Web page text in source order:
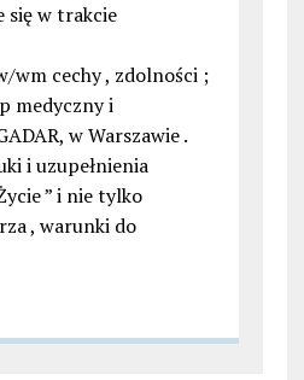
się w trakcie
wm cechy , zdolności ;
medyczny i
w Warszawie .
i uzupełnienia
” i nie tylko
, warunki do